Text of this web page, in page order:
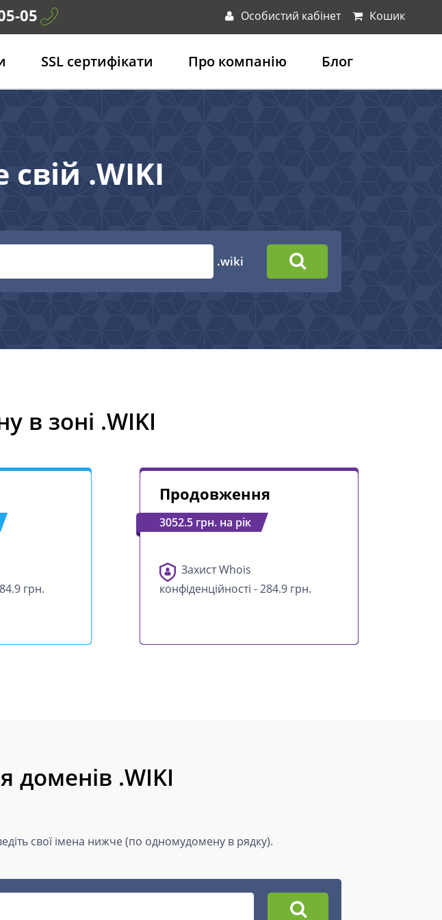
05 Особистий кабінет Кошик
SSL сертифікати Про компанію Блог
свій .WIKI
.wiki
в зоні .WIKI
грн.
Продовження
3052.5 грн. на рік
Захист Whois
конфіденційності - 284.9 грн.
доменів .WIKI
свої імена нижче (по одномудомену в рядку).